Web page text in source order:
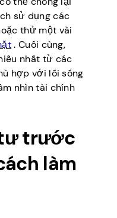
sử dụng các
thử một vài
. Cuối cùng,
nhất từ các
hợp với lối sống
nhìn tài chính
trước
làm